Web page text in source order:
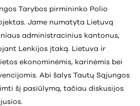
Tarybos pirmininko Polio
Jame numatyta Lietuvą
administracinius kantonus,
Lenkijos įtaką. Lietuva ir
ekonominėmis, karinėmis bei
Abi šalys Tautų Sąjungos
šį pasiūlymą, tačiau diskusijos